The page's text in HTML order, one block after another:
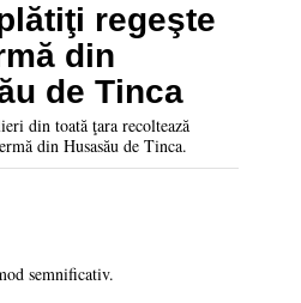
regeşte
din
de Tinca
din toată ţara recoltează
din Husasău de Tinca.
semnificativ.